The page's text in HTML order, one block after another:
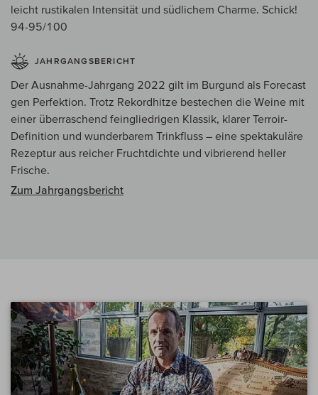
leicht rustikalen Intensität und südlichem Charme. Schick!
94-95/100
JAHRGANGSBERICHT
Der Ausnahme-Jahrgang 2022 gilt im Burgund als Forecast
gen Perfektion. Trotz Rekordhitze bestechen die Weine mit
einer überraschend feingliedrigen Klassik, klarer Terroir-
Definition und wunderbarem Trinkfluss – eine spektakuläre
Rezeptur aus reicher Fruchtdichte und vibrierend heller
Frische.
Zum Jahrgangsbericht